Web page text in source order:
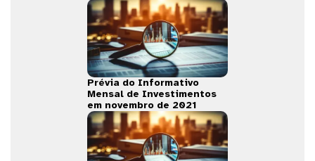
Prévia do Informativo
Mensal de Investimentos
em novembro de 2021